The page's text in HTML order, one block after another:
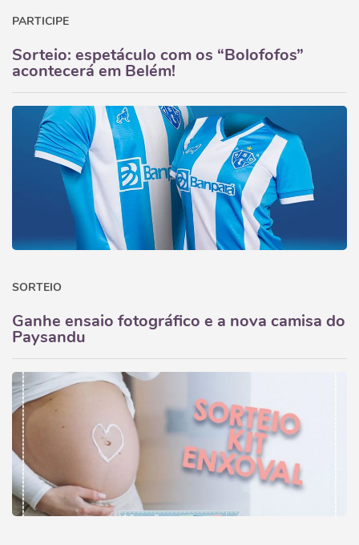
PARTICIPE
Sorteio: espetáculo com os “Bolofofos”
acontecerá em Belém!
SORTEIO
Ganhe ensaio fotográfico e a nova camisa do
Paysandu